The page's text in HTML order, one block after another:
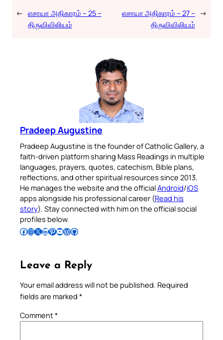
← எசாயா அதிகாரம் – 25 –
திருவிவிலியம்
எசாயா அதிகாரம் – 27 –
திருவிவிலியம்
→
Pradeep Augustine
Pradeep Augustine is the founder of Catholic Gallery, a
faith-driven platform sharing Mass Readings in multiple
languages, prayers, quotes, catechism, Bible plans,
reflections, and other spiritual resources since 2013.
He manages the website and the officialAndroid/iOS
apps alongside his professional career (Read his
story). Stay connected with him on the official social
profiles below.
Follow Pradeep on Facebook Follow Pradeep on InstagramFollow Pradeep on X Follow Pradeep on LinkedIn Follow Pradeep on Pinterest Subscribe to Pradeep’s Youtube Channel Follow Pradeep on WordPress Follow Pradeep on GitHub
Leave a Reply
Your email address will not be published. Required
fields are marked *
Comment*